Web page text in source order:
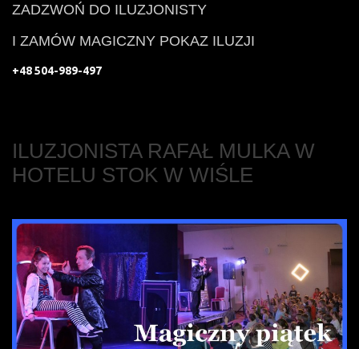
ZADZWOŃ DO ILUZJONISTY
I ZAMÓW MAGICZNY POKAZ ILUZJI
+48 504-989-497
ILUZJONISTA RAFAŁ MULKA W
HOTELU STOK W WIŚLE